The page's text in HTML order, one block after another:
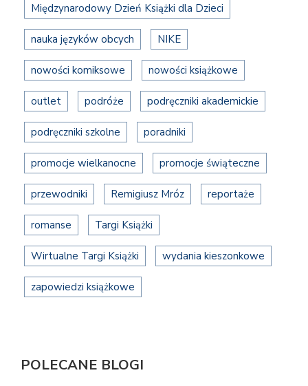
Międzynarodowy Dzień Książki dla Dzieci
nauka języków obcych NIKE
nowości komiksowe nowości książkowe
outlet podróże podręczniki akademickie
podręczniki szkolne poradniki
promocje wielkanocne promocje świąteczne
przewodniki Remigiusz Mróz reportaże
romanse Targi Książki
Wirtualne Targi Książki wydania kieszonkowe
zapowiedzi książkowe
POLECANE BLOGI